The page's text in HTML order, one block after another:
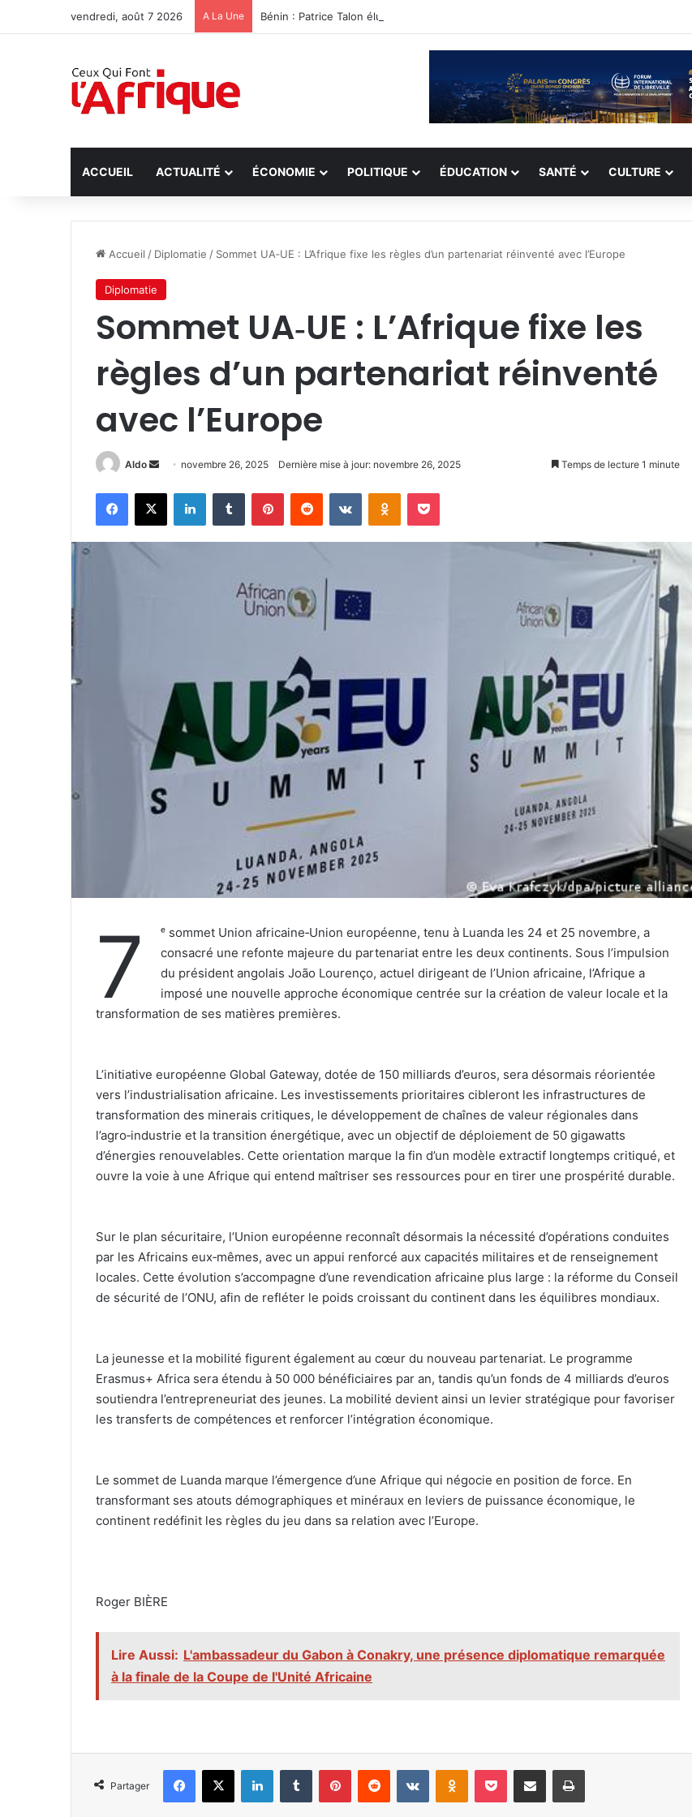
vendredi, août 7 2026 A La Une Bénin : Patrice Talon élu président du Sénat‎
ACCUEIL ACTUALITÉ ÉCONOMIE POLITIQUE ÉDUCATION SANTÉ CULTURE
Accueil / Diplomatie / Sommet UA‑UE : L’Afrique fixe les règles d’un partenariat réinventé avec l’Europe
Diplomatie
Sommet UA‑UE : L’Afrique fixe les
règles d’un partenariat réinventé
avec l’Europe
Aldo
Envoyer
courriel
novembre 26, 2025 Dernière mise à jour: novembre 26, 2025 Temps de lecture 1 minute
Facebook
X LinkedinTumblr PinterestReddit VKontakteOdnoklassniki
Pocket
7
ᵉ sommet Union africaine‑Union européenne, tenu à Luanda les 24 et 25 novembre, a
consacré une refonte majeure du partenariat entre les deux continents. Sous l’impulsion
du président angolais João Lourenço, actuel dirigeant de l’Union africaine, l’Afrique a
imposé une nouvelle approche économique centrée sur la création de valeur locale et la
transformation de ses matières premières.
‎L’initiative européenne Global Gateway, dotée de 150 milliards d’euros, sera désormais réorientée
vers l’industrialisation africaine. Les investissements prioritaires cibleront les infrastructures de
transformation des minerais critiques, le développement de chaînes de valeur régionales dans
l’agro‑industrie et la transition énergétique, avec un objectif de déploiement de 50 gigawatts
d’énergies renouvelables. Cette orientation marque la fin d’un modèle extractif longtemps critiqué, et
ouvre la voie à une Afrique qui entend maîtriser ses ressources pour en tirer une prospérité durable.
‎Sur le plan sécuritaire, l’Union européenne reconnaît désormais la nécessité d’opérations conduites
par les Africains eux‑mêmes, avec un appui renforcé aux capacités militaires et de renseignement
locales. Cette évolution s’accompagne d’une revendication africaine plus large : la réforme du Conseil
de sécurité de l’ONU, afin de refléter le poids croissant du continent dans les équilibres mondiaux.
‎La jeunesse et la mobilité figurent également au cœur du nouveau partenariat. Le programme
Erasmus+ Africa sera étendu à 50 000 bénéficiaires par an, tandis qu’un fonds de 4 milliards d’euros
soutiendra l’entrepreneuriat des jeunes. La mobilité devient ainsi un levier stratégique pour favoriser
les transferts de compétences et renforcer l’intégration économique.
‎Le sommet de Luanda marque l’émergence d’une Afrique qui négocie en position de force. En
transformant ses atouts démographiques et minéraux en leviers de puissance économique, le
continent redéfinit les règles du jeu dans sa relation avec l’Europe.
‎Roger BIÈRE
Lire Aussi: L'ambassadeur du Gabon à Conakry, une présence diplomatique remarquée
à la finale de la Coupe de l'Unité Africaine
Partager
Facebook
X LinkedinTumblr PinterestReddit VKontakteOdnoklassniki
Pocket Partager par email Imprimer